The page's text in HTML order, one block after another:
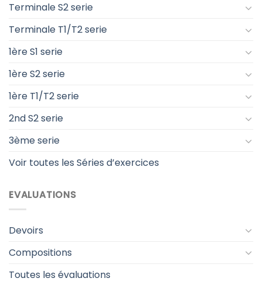
Terminale S2 serie
Terminale T1/T2 serie
1ère S1 serie
1ère S2 serie
1ère T1/T2 serie
2nd S2 serie
3ème serie
Voir toutes les Séries d’exercices
EVALUATIONS
Devoirs
Compositions
Toutes les évaluations